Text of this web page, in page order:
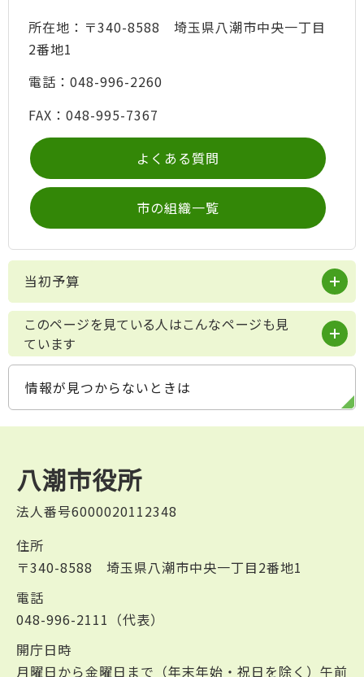
所在地：〒340-8588 埼玉県八潮市中央一丁目
2番地1
電話：048-996-2260
FAX：048-995-7367
よくある質問
市の組織一覧
当初予算
このページを見ている人はこんなページも見
ています
情報が見つからないときは
八潮市役所
法人番号6000020112348
住所
〒340-8588 埼玉県八潮市中央一丁目2番地1
電話
048-996-2111（代表）
開庁日時
月曜日から金曜日まで（年末年始・祝日を除く）午前